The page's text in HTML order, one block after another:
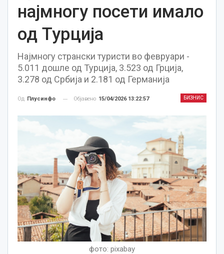
најмногу посети имало
од Турција
Најмногу странски туристи во февруари -
5.011 дошле од Турција, 3.523 од Грција,
3.278 од Србија и 2.181 од Германија
БИЗНИС
Од Плусинфо Објавено 15/04/2026 13:22:57
фото: pixabay